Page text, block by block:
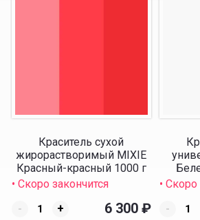
Краситель сухой
жирорастворимый MIXIE
Красный-красный 1000 г
• Скоро закончится
-
+ 6 300 ₽
• Скоро
-